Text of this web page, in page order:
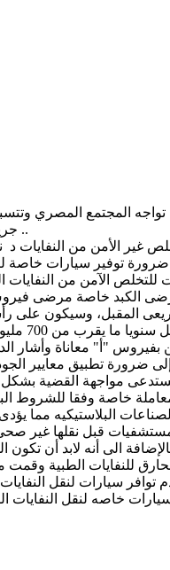
المجتمع المصري
جريدة الطبيب لهذه المشكله وتأكدت من ضعف آليات التخلص من هذه النفايات الخطيرة وانعدام المراقبه على ..
توفير سيارات خاصة
من الاشتراطات للتخلص الآمن
المقبل، وسيكون على
فى
كما كشف عن إصابة 4% من
خطرة الأمر الذى يستدعى
خاصة وفقا للشروط
البلاستيكيه مما
قبل نقلها غير
الى أنه لابد أن
الطبية وقمت من
سيارات لنقل
خاصه لنقل النفايات
الأمراض